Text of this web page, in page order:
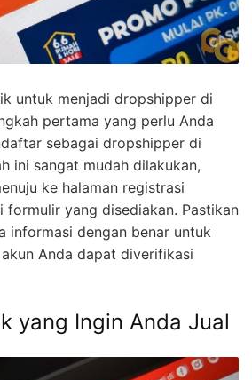
untuk menjadi dropshipper di
pertama yang perlu Anda
sebagai dropshipper di
ini sangat mudah dilakukan,
ke halaman registrasi
formulir yang disediakan. Pastikan
informasi dengan benar untuk
Anda dapat diverifikasi
yang Ingin Anda Jual